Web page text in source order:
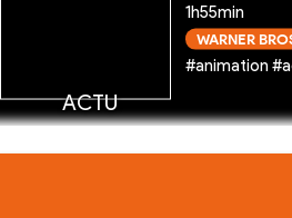
1h55min
WARNER
#animation
ACTU